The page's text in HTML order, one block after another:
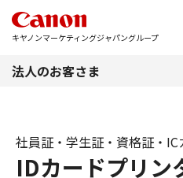
キヤノンマーケティングジャパングループ
法人のお客さま
IDカードプリン
社員証・学生証・資格証・